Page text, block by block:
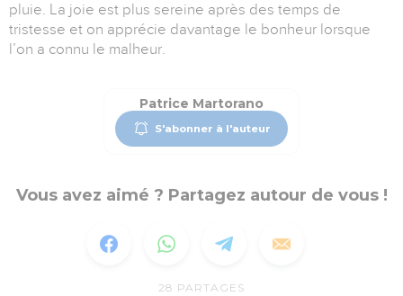
pluie. La joie est plus sereine après des temps de
tristesse et on apprécie davantage le bonheur lorsque
l’on a connu le malheur.
Patrice Martorano
S'abonner à l'auteur
Vous avez aimé ? Partagez autour de vous !
28 PARTAGES